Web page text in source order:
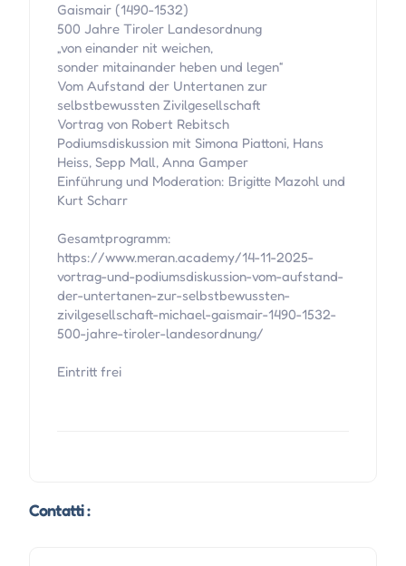
Gaismair (1490-1532)
500 Jahre Tiroler Landesordnung
„von einander nit weichen,
sonder mitainander heben und legen“
Vom Aufstand der Untertanen zur
selbstbewussten Zivilgesellschaft
Vortrag von Robert Rebitsch
Podiumsdiskussion mit Simona Piattoni, Hans
Heiss, Sepp Mall, Anna Gamper
Einführung und Moderation: Brigitte Mazohl und
Kurt Scharr
Gesamtprogramm:
https://www.meran.academy/14-11-2025-
vortrag-und-podiumsdiskussion-vom-aufstand-
der-untertanen-zur-selbstbewussten-
zivilgesellschaft-michael-gaismair-1490-1532-
500-jahre-tiroler-landesordnung/
Eintritt frei
Contatti :